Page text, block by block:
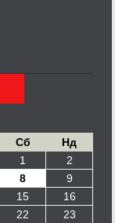
Сб
Нд
1
2
8
9
15
16
22
23